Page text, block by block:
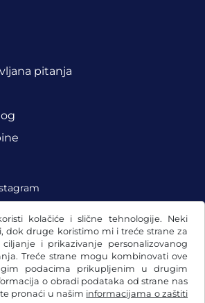
kolačiće i slične tehnologije. Neki
dok druge koristimo mi i treće strane za
i prikazivanje personalizovanog
Treće strane mogu kombinovati ove
podacima prikupljenim u drugim
o obradi podataka od strane nas
pronaći u našim informacijama o zaštiti
pitanja